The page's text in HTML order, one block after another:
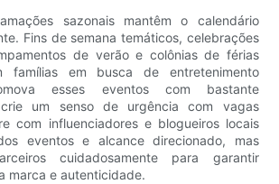
sazonais mantêm o calendário
Fins de semana temáticos, celebrações
de verão e colônias de férias
famílias em busca de entretenimento
esses eventos com bastante
um senso de urgência com vagas
com influenciadores e blogueiros locais
eventos e alcance direcionado, mas
cuidadosamente para garantir
marca e autenticidade.